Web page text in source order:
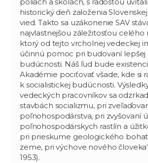
historický deň založenia
vied. Takto sa uzákonenie SAV
najvlastnejšou záležitosťou celého
ktorý od tejto vrcholnej vedeckej
účinnú pomoc pri budovaní lepšej
budúcnosti. Náš ľud bude
Akadémie pociťovať všade, kde si
k socialistickej budúcnosti.
vedeckých pracovníkov sa
stavbách socializmu, pri
poľnohospodárstva, pri zvyšovaní
poľnohospodárskych rastlín a
pri prieskume geologického
zeme, pri výchove nového
1953).